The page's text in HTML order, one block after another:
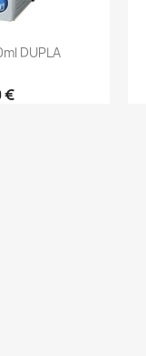
rapide
DUPLA
€